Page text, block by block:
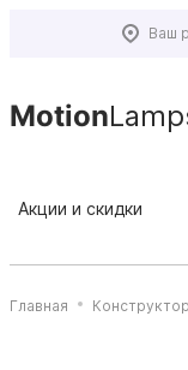
Ваш
Motion
Акции и скидки
Главная